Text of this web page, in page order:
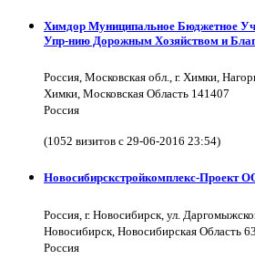
Химдор Муниципальное Бюджетное
Упр-нию Дорожным Хозяйством и
Россия, Московская обл., г. Химки,
Химки, Московская Область 141407
Россия
(1052 визитов с 29-06-2016 23:54)
Новосибирскстройкомплекс-Проект
Россия, г. Новосибирск, ул.
Новосибирск, Новосибирская Область
Россия